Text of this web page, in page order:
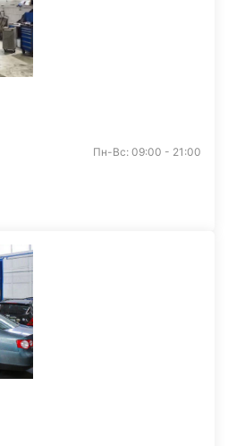
Пн-Вс: 09:00 - 21:00